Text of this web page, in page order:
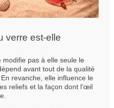
verre est-elle
modifie pas à elle seule le
avant tout de la qualité
revanche, elle influence le
reliefs et la façon dont l’œil